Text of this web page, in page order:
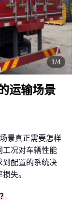
1/4
运输场景
景真正需要怎样
工况对车辆性能
到配置的系统决
失。